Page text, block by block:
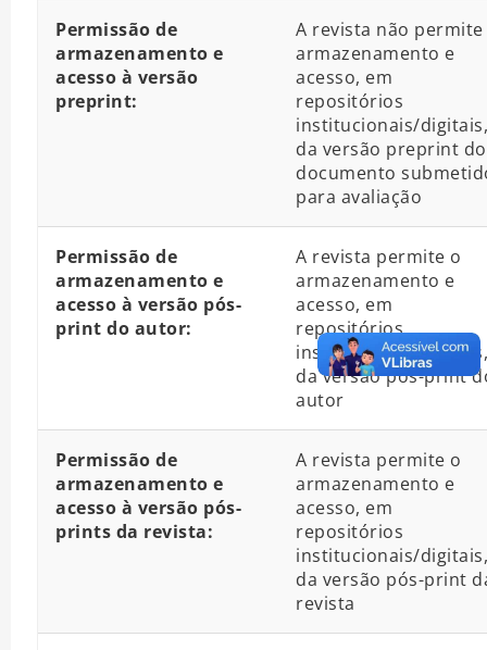
Permissão de
armazenamento e
acesso à versão
preprint:
A revista não
armazenamento e
acesso, em
repositórios
institucionais/digitais,
da versão preprint do
documento
para avaliação
Permissão de
armazenamento e
acesso à versão pós-
print do autor:
A revista permite o
armazenamento e
acesso, em
repositórios
institucionais/digitais,
da versão pós-print
autor
Permissão de
armazenamento e
acesso à versão pós-
prints da revista:
A revista permite o
armazenamento e
acesso, em
repositórios
institucionais/digitais,
da versão pós-print
revista